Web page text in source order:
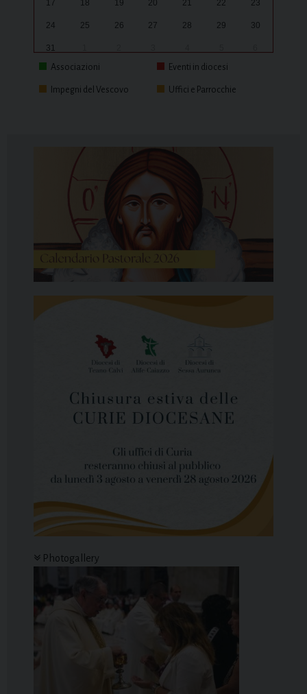
17 18 19 20 21 22 23
24 25 26 27 28 29 30
31
Associazioni
Eventi in diocesi
Impegni del Vescovo Uffici e Parrocchie
Photogallery